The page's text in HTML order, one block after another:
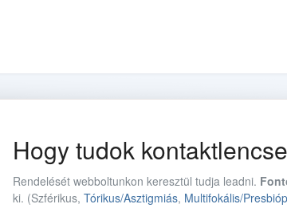
Hogy tudok
Rendelését webboltunkon keresztül tudja leadni.
ki. (Szférikus, Tórikus/Asztigmiás, Multifokális/